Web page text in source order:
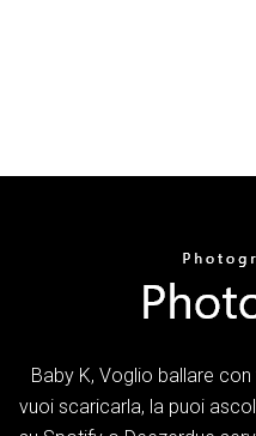
Baby K, Voglio ballare
vuoi scaricarla, la puoi